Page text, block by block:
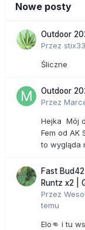
Nowe posty
Outdoor
Przez stix33
Śliczne
Outdoor
Przez
Hejka Mój
Fem od AK
to wygląda
Fast
Runtz x2 |
Przez
temu
Elo👊 i tu